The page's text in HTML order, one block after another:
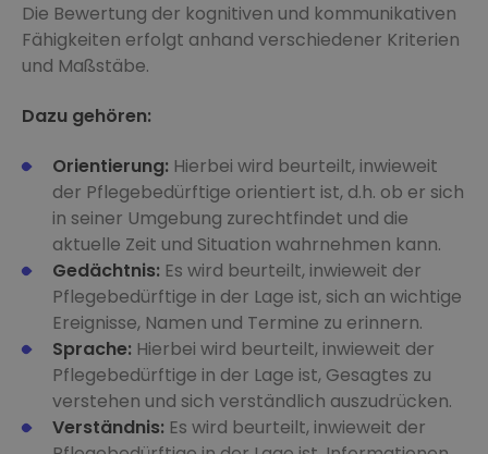
Die Bewertung der kognitiven und kommunikativen
Fähigkeiten erfolgt anhand verschiedener Kriterien
und Maßstäbe.
Dazu gehören:
Orientierung: Hierbei wird beurteilt, inwieweit
der Pflegebedürftige orientiert ist, d.h. ob er sich
in seiner Umgebung zurechtfindet und die
aktuelle Zeit und Situation wahrnehmen kann.
Gedächtnis: Es wird beurteilt, inwieweit der
Pflegebedürftige in der Lage ist, sich an wichtige
Ereignisse, Namen und Termine zu erinnern.
Sprache: Hierbei wird beurteilt, inwieweit der
Pflegebedürftige in der Lage ist, Gesagtes zu
verstehen und sich verständlich auszudrücken.
Verständnis: Es wird beurteilt, inwieweit der